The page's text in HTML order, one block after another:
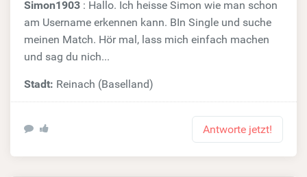
Simon1903 : Hallo. Ich heisse Simon wie man schon
am Username erkennen kann. BIn Single und suche
meinen Match. Hör mal, lass mich einfach machen
und sag du nich...
Stadt: Reinach (Baselland)
Antworte jetzt!